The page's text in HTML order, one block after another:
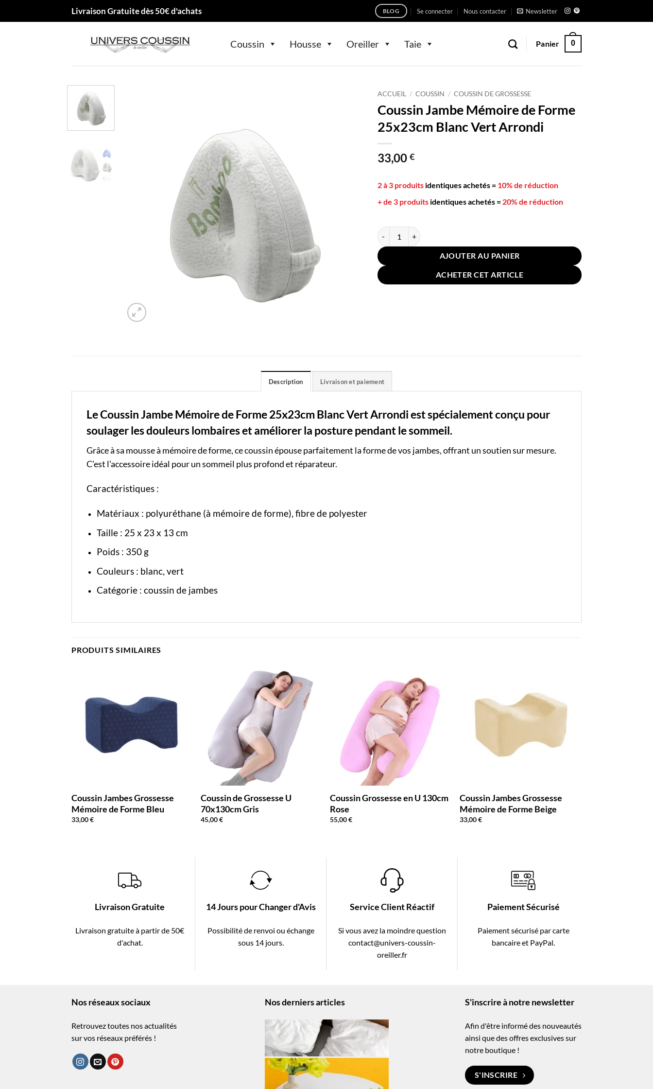
Livraison Gratuite dès 50€ d'achats BLOG Se connecter Nous contacter Newsletter
Coussin Housse Oreiller Taie Panier 0
ACCUEIL / COUSSIN / COUSSIN DE GROSSESSE
Coussin Jambe Mémoire de Forme
25x23cm Blanc Vert Arrondi
33,00 €
2 à 3 produits identiques achetés = 10% de réduction
+ de 3 produits identiques achetés = 20% de réduction
quantité de Coussin Jambe Mémoire de Forme 25x23cm Blanc Vert Arrondi
AJOUTER AU PANIER
ACHETER CET ARTICLE
Description Livraison et paiement
Le Coussin Jambe Mémoire de Forme 25x23cm Blanc Vert Arrondi est spécialement conçu pour
soulager les douleurs lombaires et améliorer la posture pendant le sommeil.
Grâce à sa mousse à mémoire de forme, ce coussin épouse parfaitement la forme de vos jambes, offrant un soutien sur mesure.
C’est l’accessoire idéal pour un sommeil plus profond et réparateur.
Caractéristiques :
Matériaux : polyuréthane (à mémoire de forme), fibre de polyester
Taille : 25 x 23 x 13 cm
Poids : 350 g
Couleurs : blanc, vert
Catégorie : coussin de jambes
PRODUITS SIMILAIRES
Coussin Jambes Grossesse
Mémoire de Forme Bleu
33,00€
Coussin de Grossesse U
70x130cm Gris
45,00€
Coussin Grossesse en U 130cm
Rose
55,00€
Coussin Jambes Grossesse
Mémoire de Forme Beige
33,00€
Livraison Gratuite
Livraison gratuite à partir de 50€
d'achat.
14 Jours pour Changer d'Avis
Possibilité de renvoi ou échange
sous 14 jours.
Service Client Réactif
Si vous avez la moindre question
contact@univers-coussin-
oreiller.fr
Paiement Sécurisé
Paiement sécurisé par carte
bancaire et PayPal.
Nos réseaux sociaux
Retrouvez toutes nos actualités
sur vos réseaux préférés !
Nos derniers articles S'inscrire à notre newsletter
Afin d'être informé des nouveautés
ainsi que des offres exclusives sur
notre boutique !
S'INSCRIRE